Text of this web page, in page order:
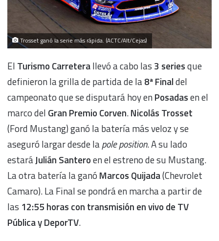
Trosset ganó la serie más rápida. (ACTC/Alt/Cejas)
El Turismo Carreterallevó a cabo las 3 seriesque
definieron la grilla de partida de la8ª Finaldel
campeonato que se disputará hoy enPosadasen el
marco del Gran Premio Corven.Nicolás Trosset
(Ford Mustang) ganó la batería más veloz y se
aseguró largar desde lapole position. A su lado
estaráJulián Santeroen el estreno de su Mustang.
La otra batería la ganó Marcos Quijada(Chevrolet
Camaro). La Final se pondrá en marcha a partir de
las 12:55 horas con transmisión en vivo de TV
Pública y DeporTV.